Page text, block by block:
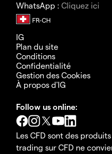
WhatsApp : Cliquez ici
IG
Plan du site
Conditions
Confidentialité
Gestion des Cookies
À propos d'IG
Follow us online:
Les CFD sont des
trading sur CFD ne